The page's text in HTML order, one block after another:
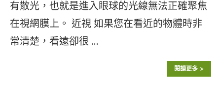
有散光，也就是進入眼球的光線無法正確聚焦
在視網膜上。 近視 如果您在看近的物體時非
常清楚，看遠卻很 …
閱讀更多